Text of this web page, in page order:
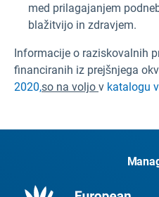
med prilagajanjem
blažitvijo in zdravjem.
Informacije o raziskovalnih
financiranih iz prejšnjega
2020,so na voljo v katalogu